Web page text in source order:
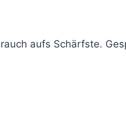
aufs Schärfste.